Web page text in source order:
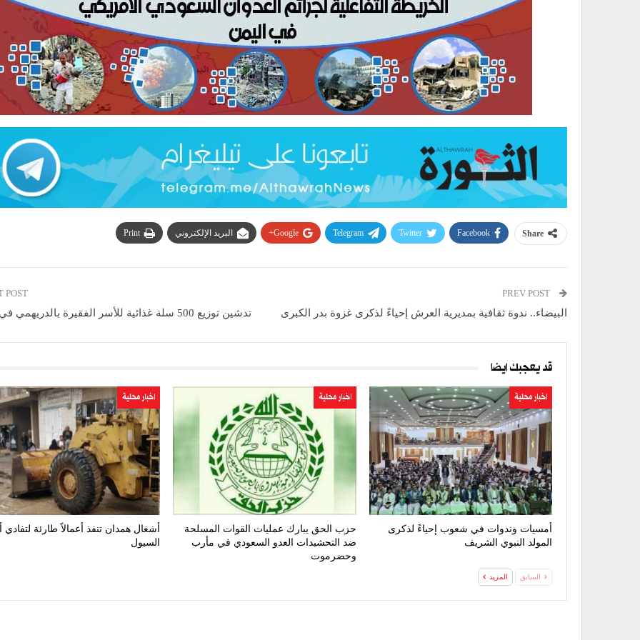
Share
Facebook
Twitter
Telegram
Google+ البريد الإلكتروني Print
البيضاء.. ندوة ثقافية بمديرية العرش إحياءً لذكرى غزوة بدر الكبرى
POST
تدشين توزيع 500 سلة غذائية للأسر الفقيرة بالدريهمي في الحديدة
قد يعجبك ايضا
اخبار محلية
أمسيات وندوات في شعوب إحياءً لذكرى
المولد النبوي الشريف
اخبار محلية
حزب الحق يبارك عمليات القوات المسلحة
ضد التحشيدات العدو السعودي في مأرب
وحضرموت
اخبار محلية
أشغال همدان تنفذ أعمالاً طارئة لتفادي
السيول
السابق المزيد